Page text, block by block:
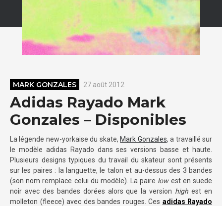
MARK GONZALES 27 août 2012
Adidas Rayado Mark
Gonzales – Disponibles
La légende new-yorkaise du skate, Mark Gonzales, a travaillé sur
le modèle adidas Rayado dans ses versions basse et haute.
Plusieurs designs typiques du travail du skateur sont présents
sur les paires : la languette, le talon et au-dessus des 3 bandes
(son nom remplace celui du modèle). La paire lowest en suede
noir avec des bandes dorées alors que la version high est en
molleton (fleece) avec des bandes rouges. Ces adidas Rayado